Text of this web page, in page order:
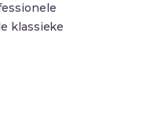
klassieke